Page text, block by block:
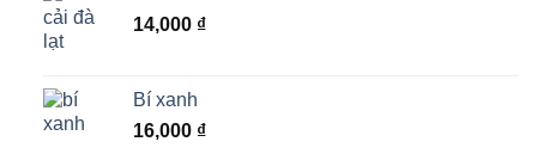
14,000 ₫
Bí xanh
16,000 ₫